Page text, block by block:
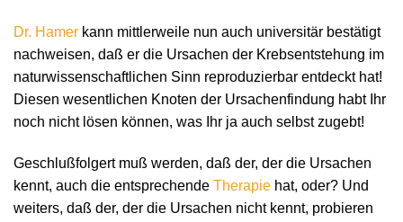
Dr. Hamer kann mittlerweile nun auch universitär bestätigt
nachweisen, daß er die Ursachen der Krebsentstehung im
naturwissenschaftlichen Sinn reproduzierbar entdeckt hat!
Diesen wesentlichen Knoten der Ursachenfindung habt Ihr
noch nicht lösen können, was Ihr ja auch selbst zugebt!
Geschlußfolgert muß werden, daß der, der die Ursachen
kennt, auch die entsprechende Therapie hat, oder? Und
weiters, daß der, der die Ursachen nicht kennt, probieren